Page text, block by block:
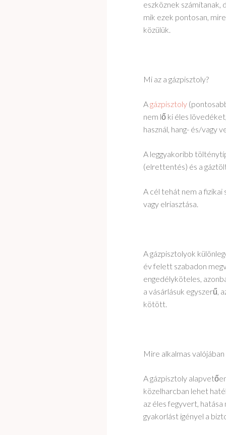
eszköznek számítanak,
mik ezek pontosan,
közülük.
Mi az a gázpisztoly?
A gázpisztoly
nem lő ki éles
használ, hang- és/vagy
A leggyakoribb
(elrettentés) és a
A cél tehát nem a fizikai
vagy elriasztása.
A gázpisztolyok
év felett szabadon
engedélyköteles,
a vásárlásuk egyszerű,
kötött.
Mire alkalmas valójában
A gázpisztoly
közelharcban lehet
az éles fegyvert, hatása
gyakorlást igényel a